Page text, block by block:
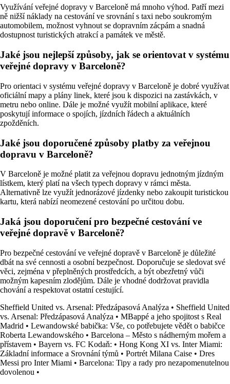
Využívání veřejné dopravy v Barceloně má mnoho výhod. Patří mezi
ně nižší náklady na cestování ve srovnání s taxi nebo soukromým
automobilem, možnost vyhnout se dopravním zácpám a snadná
dostupnost turistických atrakcí a památek ve městě.
Jaké jsou nejlepší způsoby, jak se orientovat v systému
veřejné dopravy v Barceloně?
Pro orientaci v systému veřejné dopravy v Barceloně je dobré využívat
oficiální mapy a plány linek, které jsou k dispozici na zastávkách, v
metru nebo online. Dále je možné využít mobilní aplikace, které
poskytují informace o spojích, jízdních řádech a aktuálních
zpožděních.
Jaké jsou doporučené způsoby platby za veřejnou
dopravu v Barceloně?
V Barceloně je možné platit za veřejnou dopravu jednotným jízdným
lístkem, který platí na všech typech dopravy v rámci města.
Alternativně lze využít jednorázové jízdenky nebo zakoupit turistickou
kartu, která nabízí neomezené cestování po určitou dobu.
Jaká jsou doporučení pro bezpečné cestování ve
veřejné dopravě v Barceloně?
Pro bezpečné cestování ve veřejné dopravě v Barceloně je důležité
dbát na své cennosti a osobní bezpečnost. Doporučuje se sledovat své
věci, zejména v přeplněných prostředcích, a být obezřetný vůči
možným kapesním zlodějům. Dále je vhodné dodržovat pravidla
chování a respektovat ostatní cestující.
Sheffield United vs. Arsenal: Předzápasová Analýza • Sheffield United
vs. Arsenal: Předzápasová Analýza • MBappé a jeho spojitost s Real
Madrid • Lewandowské babička: Vše, co potřebujete vědět o babičce
Roberta Lewandowského • Barcelona – Město s nádherným mořem a
přístavem • Bayern vs. FC Kodaň: • Hong Kong XI vs. Inter Miami:
Základní informace a Srovnání týmů • Portrét Milana Caise • Dres
Messi pro Inter Miami • Barcelona: Tipy a rady pro nezapomenutelnou
dovolenou •